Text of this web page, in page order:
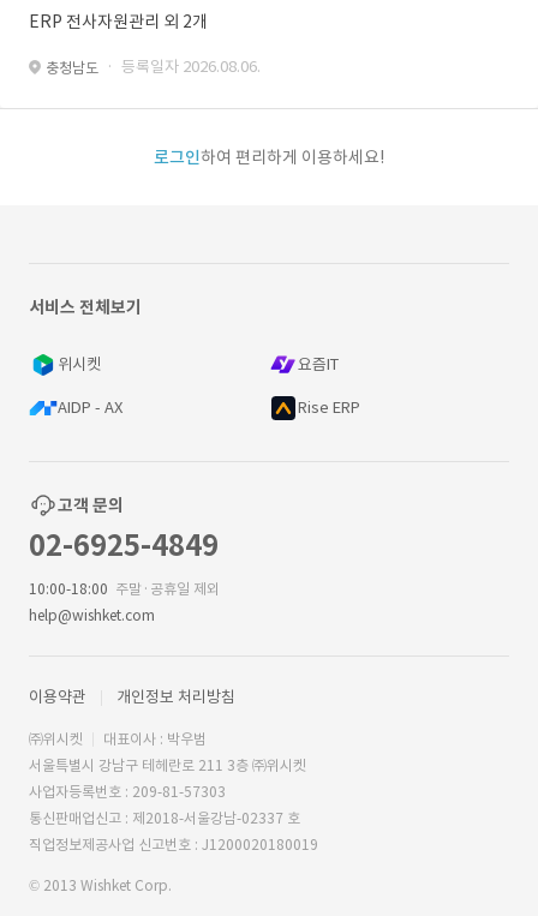
ERP 전사자원관리 외 2개
충청남도 · 등록일자 2026.08.06.
로그인하여 편리하게 이용하세요!
서비스 전체보기
위시켓 요즘IT
AIDP - AX Rise ERP
고객 문의
02-6925-4849
10:00-18:00 주말·공휴일 제외
help@wishket.com
이용약관 개인정보 처리방침
㈜위시켓
대표이사 : 박우범
서울특별시 강남구 테헤란로 211 3층 ㈜위시켓
사업자등록번호 : 209-81-57303
통신판매업신고 : 제2018-서울강남-02337 호
직업정보제공사업 신고번호 : J1200020180019
© 2013 Wishket Corp.